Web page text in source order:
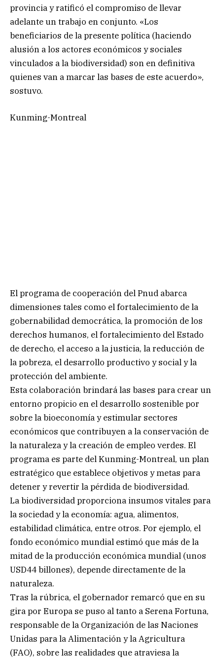
provincia y ratificó el compromiso de llevar
adelante un trabajo en conjunto. «Los
beneficiarios de la presente política (haciendo
alusión a los actores económicos y sociales
vinculados a la biodiversidad) son en definitiva
quienes van a marcar las bases de este acuerdo»,
sostuvo.
Kunming-Montreal
El programa de cooperación del Pnud abarca
dimensiones tales como el fortalecimiento de la
gobernabilidad democrática, la promoción de los
derechos humanos, el fortalecimiento del Estado
de derecho, el acceso a la justicia, la reducción de
la pobreza, el desarrollo productivo y social y la
protección del ambiente.
Esta colaboración brindará las bases para crear un
entorno propicio en el desarrollo sostenible por
sobre la bioeconomía y estimular sectores
económicos que contribuyen a la conservación de
la naturaleza y la creación de empleo verdes. El
programa es parte del Kunming-Montreal, un plan
estratégico que establece objetivos y metas para
detener y revertir la pérdida de biodiversidad.
La biodiversidad proporciona insumos vitales para
la sociedad y la economía: agua, alimentos,
estabilidad climática, entre otros. Por ejemplo, el
fondo económico mundial estimó que más de la
mitad de la producción económica mundial (unos
USD44 billones), depende directamente de la
naturaleza.
Tras la rúbrica, el gobernador remarcó que en su
gira por Europa se puso al tanto a Serena Fortuna,
responsable de la Organización de las Naciones
Unidas para la Alimentación y la Agricultura
(FAO), sobre las realidades que atraviesa la